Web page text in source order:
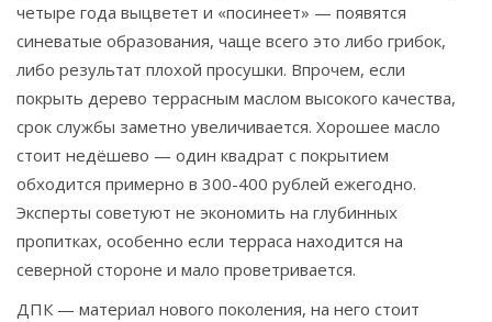
четыре года выцветет и «посинеет» — появятся
синеватые образования, чаще всего это либо грибок,
либо результат плохой просушки. Впрочем, если
покрыть дерево террасным маслом высокого качества,
срок службы заметно увеличивается. Хорошее масло
стоит недёшево — один квадрат с покрытием
обходится примерно в 300-400 рублей ежегодно.
Эксперты советуют не экономить на глубинных
пропитках, особенно если терраса находится на
северной стороне и мало проветривается.
ДПК — материал нового поколения, на него стоит